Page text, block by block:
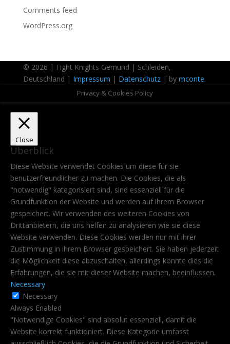
Comments feed
WordPress.org
© 2026 | Fight Knights Gemünd | Schleiden,
Deutschland | Impressum | Datenschutz| by mconte.
Privacy & Cookies Policy
Close
Überblick
Diese Website verwendet Cookies um diese für sie
benutzerfreundlicher zu machen. Die Cookies, die als
"notwendig" kategorisiert sind, sind essenziell für die
Grundfunktion der Website und werden auf ihrem Browser
gespeichert. Wir verwenden des weiteren Cookies von
Drittanbietern, die uns helfen zu analysieren wie sie diese
Website verwenden. Diese Cookies werden nur mit ihrer
Zustimmung in ihrem Browser gespeichert. Sie haben jederzeit
die Möglichkeit diese abzuschalten, allerdings könnte dies die
Erfahrungen, die sie mit dieser Website machen, beeinflussen.
Necessary
Necessary
Always Enabled
"Notwendige Cookies" sind absolut essenziell, damit die
Website korrekt funktioniert. Diese Kategorie umfasst